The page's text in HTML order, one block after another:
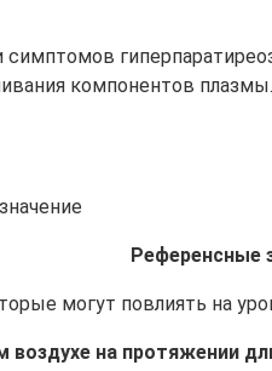
компонентов плазмы.
Референсные
могут повлиять на
на протяжении